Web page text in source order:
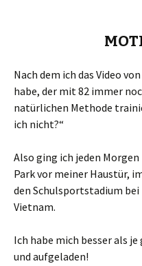
Nach dem ich das Video von
habe, der mit 82 immer
natürlichen Methode
ich nicht?“
Also ging ich jeden Morgen
Park vor meiner Haustür,
den Schulsportstadium
Vietnam.
Ich habe mich besser als
und aufgeladen!